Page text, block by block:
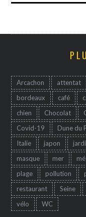
Arcachon attentat
bordeaux
café
chien
Chocolat
Covid-19
Dune du
Italie
japon
masque
mer
plage
pollution
restaurant
Seine
vélo
WC